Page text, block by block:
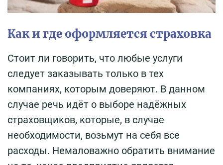
Как и где оформляется страховка
Стоит ли говорить, что любые услуги
следует заказывать только в тех
компаниях, которым доверяют. В данном
случае речь идёт о выборе надёжных
страховщиков, которые, в случае
необходимости, возьмут на себя все
расходы. Немаловажно обратить внимание